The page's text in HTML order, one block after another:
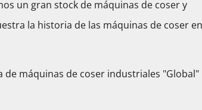
un gran stock de máquinas de coser y
la historia de las máquinas de coser en
máquinas de coser industriales "Global"